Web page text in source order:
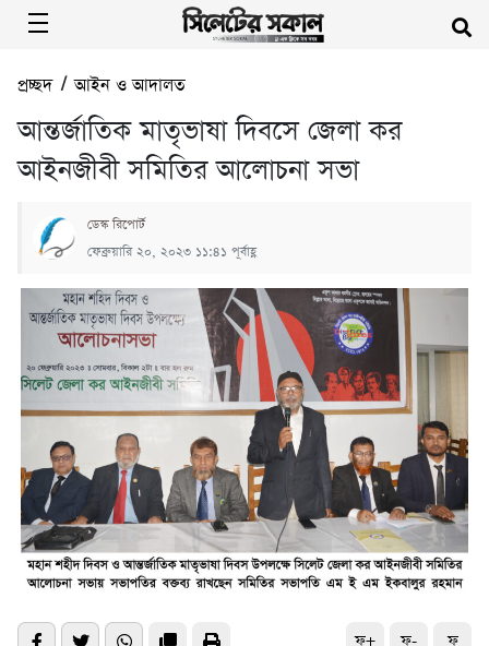
প্রচ্ছদ/আইন ও আদালত
আন্তর্জাতিক মাতৃভাষা দিবসে জেলা কর
আইনজীবী সমিতির আলোচনা সভা
ডেস্ক রিপোর্ট
ফেব্রুয়ারি ২০, ২০২৩ ১১:৪১ পূর্বাহ্ণ
ফ+ ফ- ফ